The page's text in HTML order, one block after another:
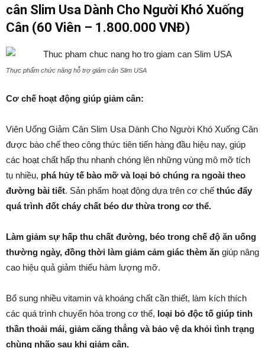
cân Slim Usa Dành Cho Người Khó Xuống
Cân (60 Viên – 1.800.000 VNĐ)
Thực phẩm chức năng hỗ trợ giảm cân Slim USA
Cơ chế hoạt động giúp giảm cân:
Viên Uống Giảm Cân Slim Usa Dành Cho Người Khó Xuống Cân
được bào chế theo công thức tiên tiến hàng đầu hiệu nay, giúp
các hoạt chất hấp thu nhanh chóng lên những vùng mô mỡ tích
tụ nhiều, phá hủy tế bào mỡ và loại bỏ chúng ra ngoài theo
đường bài tiết. Sản phẩm hoạt động dựa trên cơ chế thúc đẩy
quá trình đốt cháy chất béo dư thừa trong cơ thể.
Làm giảm sự hấp thu chất đường, béo trong chế độ ăn uống
thường ngày, đồng thời làm giảm cảm giác thèm ăn giúp nâng
cao hiệu quả giảm thiểu hàm lượng mỡ.
Bổ sung nhiều vitamin và khoáng chất cần thiết, làm kích thích
các quá trình chuyển hóa trong cơ thể, loại bỏ độc tố giúp tinh
thần thoải mái, giảm căng thẳng và bảo vệ da khỏi tình trạng
chùng nhão sau khi giảm cân.